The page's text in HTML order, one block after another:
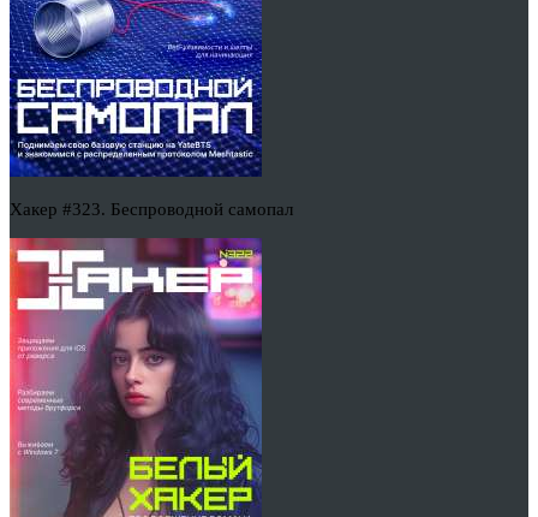
Хакер #323. Беспроводной самопал